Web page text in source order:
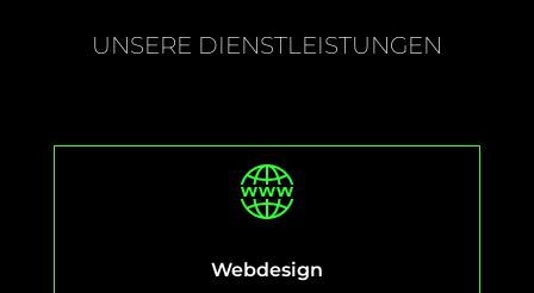
UNSERE DIENSTLEISTUNGEN
Webdesign